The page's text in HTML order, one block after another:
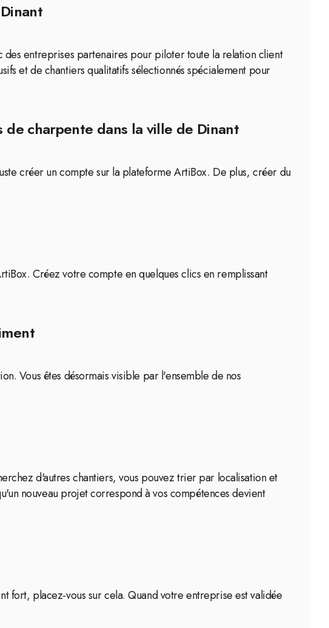
entreprises partenaires pour piloter toute la relation client
et de chantiers qualitatifs sélectionnés spécialement pour
charpente dans la ville de Dinant
créer un compte sur la plateforme ArtiBox. De plus, créer du
Créez votre compte en quelques clics en remplissant
Vous êtes désormais visible par l'ensemble de nos
d'autres chantiers, vous pouvez trier par localisation et
nouveau projet correspond à vos compétences devient
fort, placez-vous sur cela. Quand votre entreprise est validée